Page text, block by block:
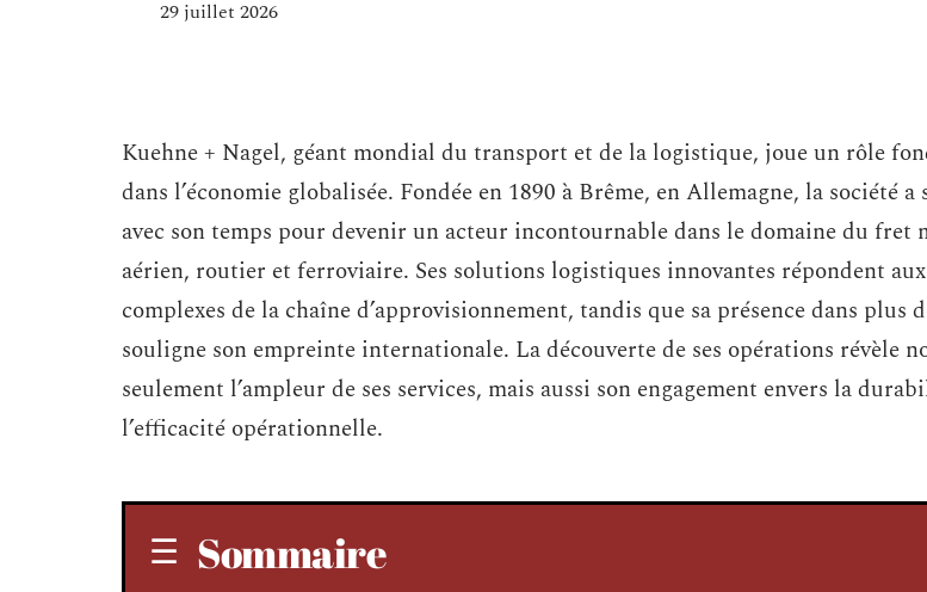
29 juillet 2026
Kuehne + Nagel, géant mondial du transport et de la logistique, joue un rôle
dans l’économie globalisée. Fondée en 1890 à Brême, en Allemagne, la société a
avec son temps pour devenir un acteur incontournable dans le domaine du fret
aérien, routier et ferroviaire. Ses solutions logistiques innovantes répondent
complexes de la chaîne d’approvisionnement, tandis que sa présence dans plus
souligne son empreinte internationale. La découverte de ses opérations révèle
seulement l’ampleur de ses services, mais aussi son engagement envers la
l’efficacité opérationnelle.
Sommaire